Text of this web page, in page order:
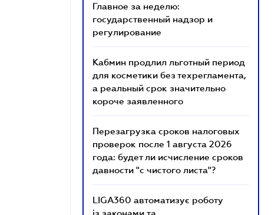
Главное за неделю:
государственный надзор и
регулирование
Кабмин продлил льготный период
для косметики без техрегламента,
а реальный срок значительно
короче заявленного
Перезагрузка сроков налоговых
проверок после 1 августа 2026
года: будет ли исчисление сроков
давности "с чистого листа"?
LIGA360 автоматизує роботу
із законами та